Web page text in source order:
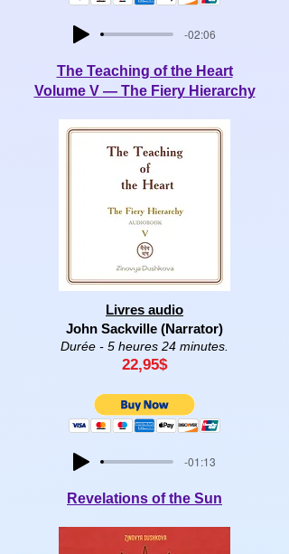
-02:06
The Teaching of the Heart
Volume V — The Fiery Hierarchy
Livres audio
John Sackville (Narrator)
Durée - 5 heures 24 minutes.
22,95$
-01:13
Revelations of the Sun